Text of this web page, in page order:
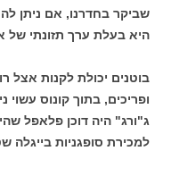
שביקר בחדרנו, אם ניתן
היא בעלת ערך תזונתי של
בוטנים יכולת לקנות אצל
ופריכים, בתוך קונוס
ג"ורג" היה דוכן פלאפל
למכירת סופגניות בייגלה